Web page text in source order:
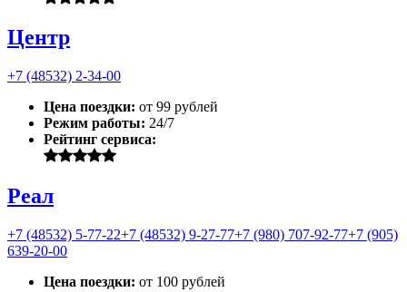
Центр
+7 (48532) 2-34-00
Цена поездки: от 99 рублей
Режим работы: 24/7
Рейтинг сервиса:
Реал
+7 (48532) 5-77-22+7 (48532) 9-27-77+7 (980) 707-92-77+7 (905)
639-20-00
Цена поездки: от 100 рублей